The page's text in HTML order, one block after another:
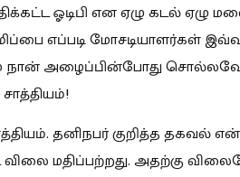
ஓடிபி என ஏழு கடல் ஏழு
எப்படி மோசடியாளர்கள்
நான் அழைப்பின்போது
சாத்தியம்!
தனிநபர் குறித்த தகவல்
மதிப்பற்றது. அதற்கு